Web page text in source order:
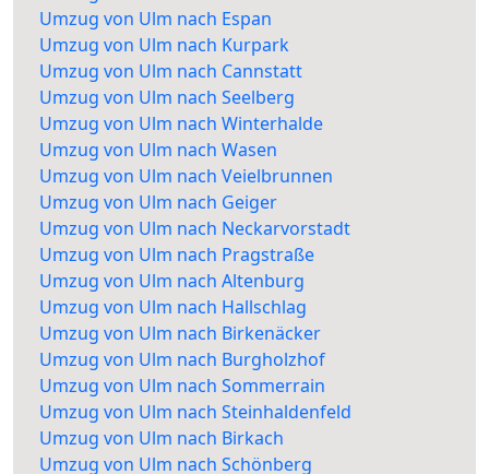
Umzug von Ulm nach Espan
Umzug von Ulm nach Kurpark
Umzug von Ulm nach Cannstatt
Umzug von Ulm nach Seelberg
Umzug von Ulm nach Winterhalde
Umzug von Ulm nach Wasen
Umzug von Ulm nach Veielbrunnen
Umzug von Ulm nach Geiger
Umzug von Ulm nach Neckarvorstadt
Umzug von Ulm nach Pragstraße
Umzug von Ulm nach Altenburg
Umzug von Ulm nach Hallschlag
Umzug von Ulm nach Birkenäcker
Umzug von Ulm nach Burgholzhof
Umzug von Ulm nach Sommerrain
Umzug von Ulm nach Steinhaldenfeld
Umzug von Ulm nach Birkach
Umzug von Ulm nach Schönberg